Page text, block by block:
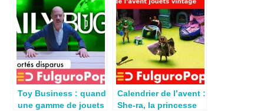
Toy Business : quand
une gamme de jouets
Calendrier de l’avent :
She-ra, la princesse